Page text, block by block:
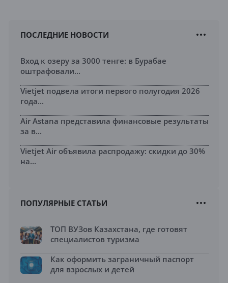
ПОСЛЕДНИЕ НОВОСТИ
Вход к озеру за 3000 тенге: в Бурабае
оштрафовали...
Vietjet подвела итоги первого полугодия 2026
года...
Air Astana представила финансовые результаты
за в...
Vietjet Air объявила распродажу: скидки до 30%
на...
ПОПУЛЯРНЫЕ СТАТЬИ
ТОП ВУЗов Казахстана, где готовят
специалистов туризма
Как оформить заграничный паспорт
для взрослых и детей